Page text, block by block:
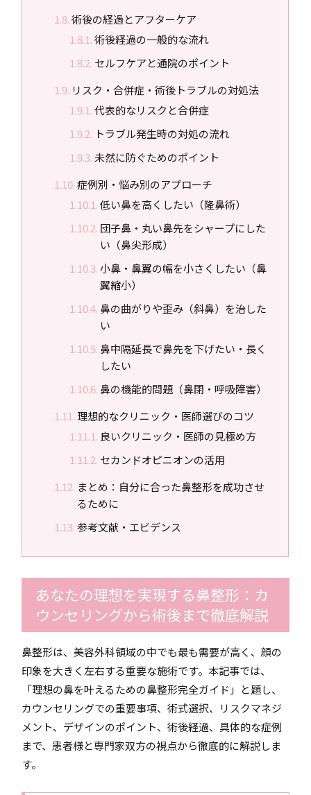
術後の経過とアフターケア
術後経過の一般的な流れ
セルフケアと通院のポイント
リスク・合併症・術後トラブルの対処法
代表的なリスクと合併症
トラブル発生時の対処の流れ
未然に防ぐためのポイント
症例別・悩み別のアプローチ
低い鼻を高くしたい（隆鼻術）
団子鼻・丸い鼻先をシャープにした
い（鼻尖形成）
小鼻・鼻翼の幅を小さくしたい（鼻
翼縮小）
鼻の曲がりや歪み（斜鼻）を治した
い
鼻中隔延長で鼻先を下げたい・長く
したい
鼻の機能的問題（鼻閉・呼吸障害）
理想的なクリニック・医師選びのコツ
良いクリニック・医師の見極め方
セカンドオピニオンの活用
まとめ：自分に合った鼻整形を成功させ
るために
参考文献・エビデンス
あなたの理想を実現する鼻整形：カ
ウンセリングから術後まで徹底解説
鼻整形は、美容外科領域の中でも最も需要が高く、顔の
印象を大きく左右する重要な施術です。本記事では、
「理想の鼻を叶えるための鼻整形完全ガイド」と題し、
カウンセリングでの重要事項、術式選択、リスクマネジ
メント、デザインのポイント、術後経過、具体的な症例
まで、患者様と専門家双方の視点から徹底的に解説しま
す。